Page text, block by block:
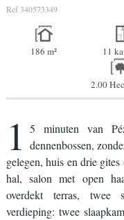
Ref 340573349
186 m² 11
2.00
1 5 minuten van
dennenbossen,
gelegen, huis en drie
hal, salon met open
overdekt terras, twee
verdieping: twee